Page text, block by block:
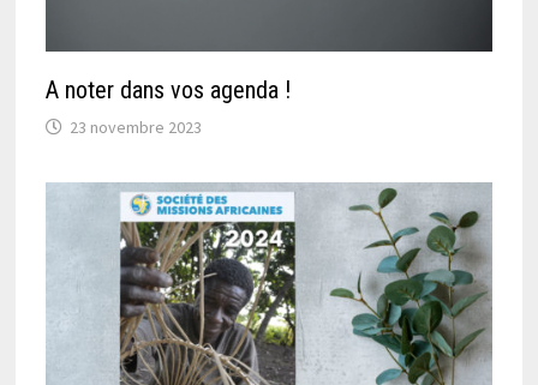
A noter dans vos agenda !
23 novembre 2023